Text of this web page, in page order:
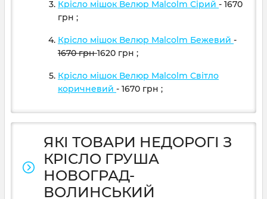
Крісло мішок Велюр Malcolm Сірий - 1670
грн ;
Крісло мішок Велюр Malcolm Бежевий -
1670грн1620 грн ;
Крісло мішок Велюр Malcolm Світло
коричневий - 1670 грн ;
ЯКІ ТОВАРИ НЕДОРОГІ З
КРІСЛО ГРУША
НОВОГРАД-
ВОЛИНСЬКИЙ